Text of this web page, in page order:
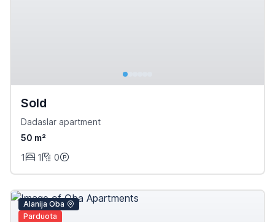
Sold
Dadaslar apartment
50 m²
1
1 0
Alanija Oba
Parduota